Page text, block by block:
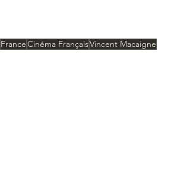
FranceCinéma FrançaisVincent Macaigne